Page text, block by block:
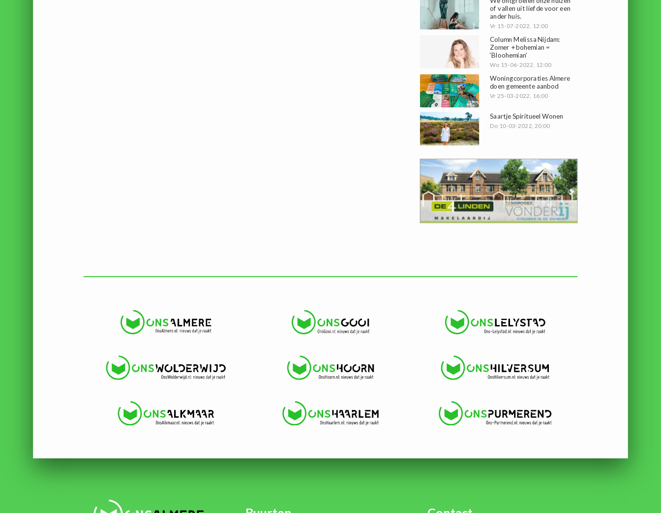
of vallen uit liefde voor een
ander huis.
Vr 15-07-2022, 12:00
Column Melissa Nijdam:
Zomer + bohemian =
‘Bloohemian’
Wo 15-06-2022, 12:00
Woningcorporaties Almere
doen gemeente aanbod
Vr 25-03-2022, 16:00
Saartje Spiritueel Wonen
Do 10-03-2022, 20:00